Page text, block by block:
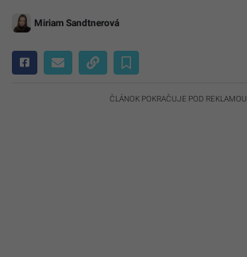
Miriam Sandtnerová
ČLÁNOK POKRAČUJE POD REKLAMOU